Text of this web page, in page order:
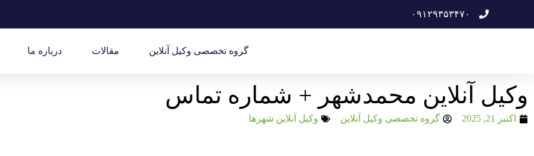
۰۹۱۲۹۳۵۳۴۷۰
گروه تخصصی وکیل آنلاین مقالات درباره ما
وکیل آنلاین محمدشهر + شماره تماس
اکتبر 21, 2025 گروه تخصصی وکیل آنلاین وکیل آنلاین شهرها